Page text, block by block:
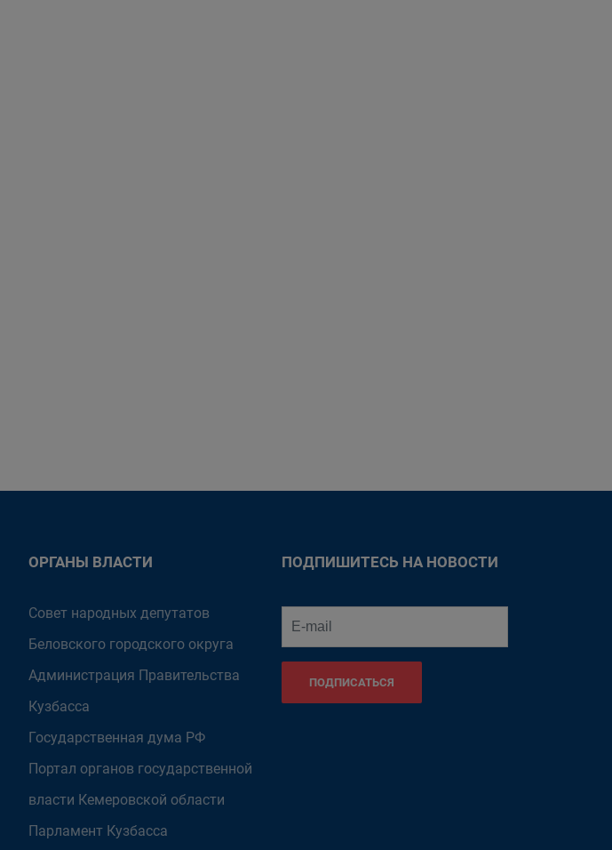
ОРГАНЫ ВЛАСТИ
Совет народных депутатов
Беловского городского округа
Администрация Правительства
Кузбасса
Государственная дума РФ
Портал органов государственной
власти Кемеровской области
Парламент Кузбасса
ПОДПИШИТЕСЬ НА НОВОСТИ
ПОДПИСАТЬСЯ